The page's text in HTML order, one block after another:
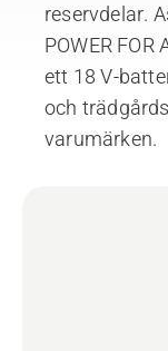
reservdelar.
POWER
ett 18 V-
och
varumärken.